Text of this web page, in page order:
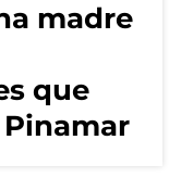
madre
que